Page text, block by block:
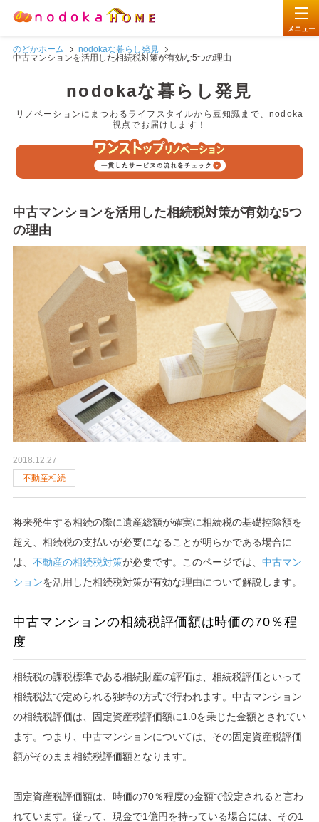
メニュー
贅沢フルリノベ リノベーションサービス
リノベーションサービス
555万円パッケージ
今、リノベーションを選択する理由
比較！中古リノベ・新築
リノベーションの流れ
Q＆A
横浜・川崎エリア 物件買い取り
nodokaな考え
賢い暮らしを選択する
nodoka会員サービス紹介
nodokaな暮らしマガジン
お悩み一括相談
不動産物件についてのお問い合わせ
0120-963-599
営業時間 10:00〜18:00 (年中無休)
メールは24時間受け付けております
のどかホーム
nodokaな暮らし発見
中古マンションを活用した相続税対策が有効な5つの理由
nodokaな暮らし発見
リノベーションにまつわるライフスタイルから豆知識まで、nodoka
視点でお届けします！
2
物件探し
リノベーションに特化した物件が
豊富！
プランニング サービスの詳しい流れをご紹介
5 完成! 事例をご覧ください
6 会員サービス 生涯サポート制度あり
7 いつもnodokaに 暮らし発見マガジン更新中！
中古マンションを活用した相続税対策が有効な5つ
の理由
2018.12.27
不動産相続
将来発生する相続の際に遺産総額が確実に相続税の基礎控除額を
超え、相続税の支払いが必要になることが明らかである場合に
は、 不動産の相続税対策が必要です。このページでは、 中古マン
ションを活用した相続税対策が有効な理由について解説します。
中古マンションの相続税評価額は時価の70％程
度
相続税の課税標準である相続財産の評価は、相続税評価といって
相続税法で定められる独特の方式で行われます。中古マンション
の相続税評価は、固定資産税評価額に1.0を乗じた金額とされてい
ます。つまり、中古マンションについては、その固定資産税評価
額がそのまま相続税評価額となります。
固定資産税評価額は、時価の70％程度の金額で設定されると言わ
れています。従って、現金で1億円を持っている場合には、その1